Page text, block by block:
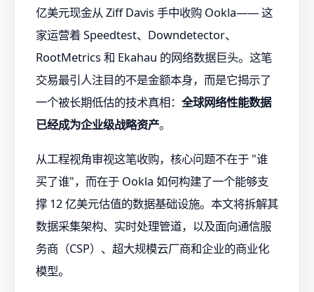
亿美元现金从 Ziff Davis 手中收购 Ookla—— 这
家运营着 Speedtest、Downdetector、
RootMetrics 和 Ekahau 的网络数据巨头。这笔
交易最引人注目的不是金额本身，而是它揭示了
一个被长期低估的技术真相： 全球网络性能数据
已经成为企业级战略资产。
从工程视角审视这笔收购，核心问题不在于 "谁
买了谁"，而在于 Ookla 如何构建了一个能够支
撑 12 亿美元估值的数据基础设施。本文将拆解其
数据采集架构、实时处理管道，以及面向通信服
务商（CSP）、超大规模云厂商和企业的商业化
模型。